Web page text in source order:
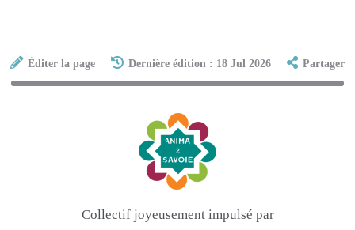
Éditer la page Dernière édition : 18 Jul 2026 Partager
Collectif joyeusement impulsé par